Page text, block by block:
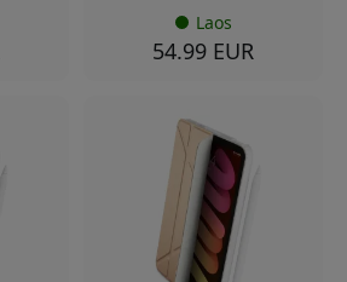
Laos
54.99 EUR